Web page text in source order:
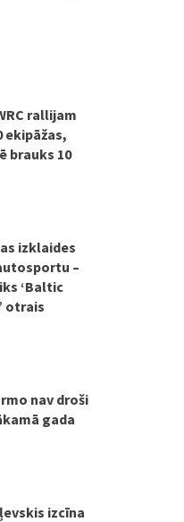
rallijam
ekipāžas,
brauks 10
izklaides
–
‘Baltic
otrais
nav droši
gada
izcīna